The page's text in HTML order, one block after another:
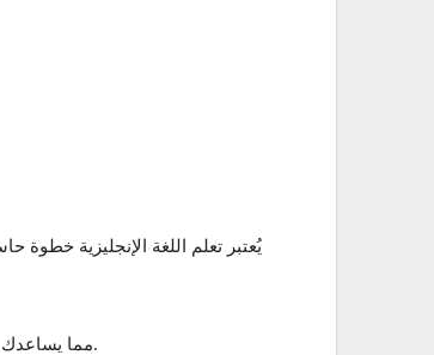
يُعتبر تعلم اللغة الإنجليزية
الدورات المقدمة تشمل أيضًا اللغة الإنجليزية للأعمال والإعداد لاختبارات IELTS، مما يساعدك على الاستعداد لخطواتك التالية سواء في الدراسة أو في العمل.